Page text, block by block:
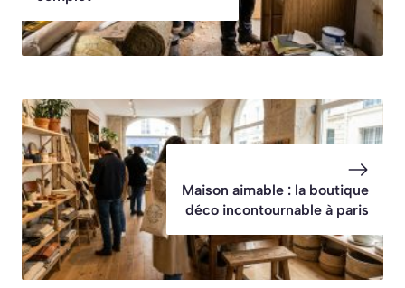
Maison aimable : la boutique
déco incontournable à paris